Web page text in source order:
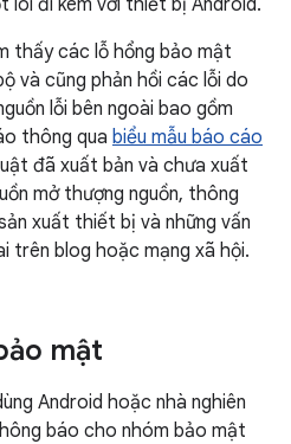
lõi đi kèm với thiết bị Android.
thấy các lỗ hổng bảo mật
và cũng phản hồi các lỗi do
lỗi bên ngoài bao gồm
thông qua biểu mẫu báo cáo
đã xuất bản và chưa xuất
mở thượng nguồn, thông
xuất thiết bị và những vấn
trên blog hoặc mạng xã hội.
mật
Android hoặc nhà nghiên
báo cho nhóm bảo mật